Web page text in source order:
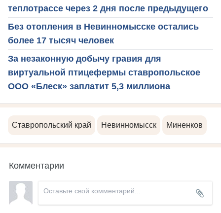
теплотрассе через 2 дня после предыдущего
Без отопления в Невинномысске остались
более 17 тысяч человек
За незаконную добычу гравия для
виртуальной птицефермы ставропольское
ООО «Блеск» заплатит 5,3 миллиона
Ставропольский край Невинномысск Миненков
Комментарии